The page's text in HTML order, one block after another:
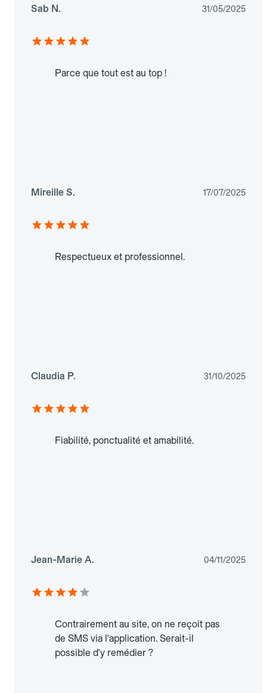
Sab N. 31/05/2025
Parce que tout est au top !
Mireille S. 17/07/2025
Respectueux et professionnel.
Claudia P. 31/10/2025
Fiabilité, ponctualité et amabilité.
Jean-Marie A. 04/11/2025
Contrairement au site, on ne reçoit pas
de SMS via l'application. Serait-il
possible d'y remédier ?